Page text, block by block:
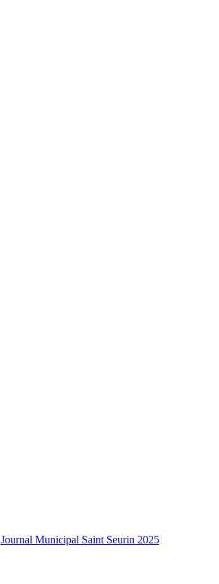
Journal Municipal Saint Seurin 2025